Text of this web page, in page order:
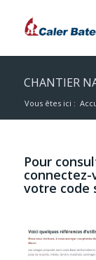
CHANTIER
Vous êtes ici :
Pour
connectez-
votre code